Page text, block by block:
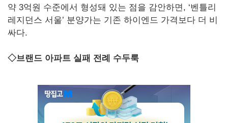
약 3억원 수준에서 형성돼 있는 점을 감안하면, ‘벤틀리
레지던스 서울’ 분양가는 기존 하이엔드 가격보다 더 비
싸다.
◇브랜드 아파트 실패 전례 수두룩